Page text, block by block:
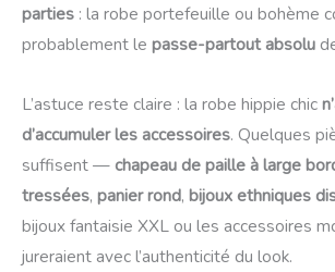
parties : la robe portefeuille ou bohème
probablement le passe-partout absolu
L’astuce reste claire : la robe hippie chic
d’accumuler les accessoires. Quelques
suffisent — chapeau de paille à large
tressées, panier rond, bijoux ethniques
bijoux fantaisie XXL ou les accessoires
jureraient avec l’authenticité du look.